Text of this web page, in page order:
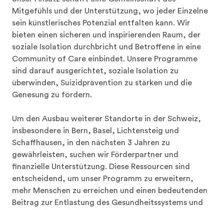
Mitgefühls und der Unterstützung, wo jeder Einzelne
sein künstlerisches Potenzial entfalten kann. Wir
bieten einen sicheren und inspirierenden Raum, der
soziale Isolation durchbricht und Betroffene in eine
Community of Care einbindet. Unsere Programme
sind darauf ausgerichtet, soziale Isolation zu
überwinden, Suizidprävention zu stärken und die
Genesung zu fördern.
Um den Ausbau weiterer Standorte in der Schweiz,
insbesondere in Bern, Basel, Lichtensteig und
Schaffhausen, in den nächsten 3 Jahren zu
gewährleisten, suchen wir Förderpartner und
finanzielle Unterstützung. Diese Ressourcen sind
entscheidend, um unser Programm zu erweitern,
mehr Menschen zu erreichen und einen bedeutenden
Beitrag zur Entlastung des Gesundheitssystems und